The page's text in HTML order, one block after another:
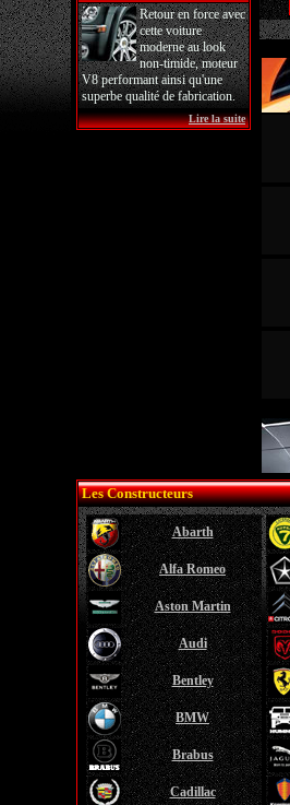
Retour en force avec
cette voiture
moderne au look
non-timide, moteur
V8 performant ainsi qu'une
superbe qualité de fabrication.
Lire la suite
Les Constructeurs
Abarth
Alfa Romeo
Aston Martin
Audi
Bentley
BMW
Brabus
Cadillac